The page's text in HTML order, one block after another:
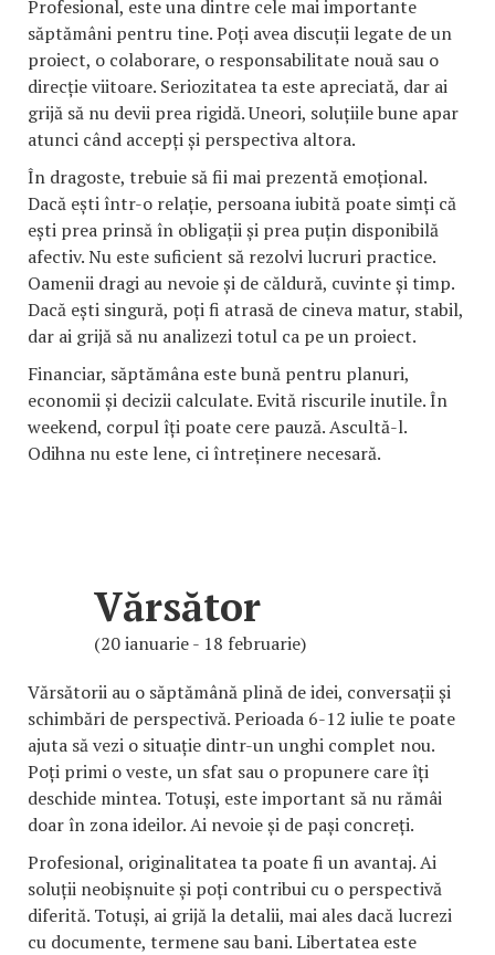
Profesional, este una dintre cele mai importante
săptămâni pentru tine. Poți avea discuții legate de un
proiect, o colaborare, o responsabilitate nouă sau o
direcție viitoare. Seriozitatea ta este apreciată, dar ai
grijă să nu devii prea rigidă. Uneori, soluțiile bune apar
atunci când accepți și perspectiva altora.
În dragoste, trebuie să fii mai prezentă emoțional.
Dacă ești într-o relație, persoana iubită poate simți că
ești prea prinsă în obligații și prea puțin disponibilă
afectiv. Nu este suficient să rezolvi lucruri practice.
Oamenii dragi au nevoie și de căldură, cuvinte și timp.
Dacă ești singură, poți fi atrasă de cineva matur, stabil,
dar ai grijă să nu analizezi totul ca pe un proiect.
Financiar, săptămâna este bună pentru planuri,
economii și decizii calculate. Evită riscurile inutile. În
weekend, corpul îți poate cere pauză. Ascultă-l.
Odihna nu este lene, ci întreținere necesară.
Vărsător
(20 ianuarie - 18 februarie)
Vărsătorii au o săptămână plină de idei, conversații și
schimbări de perspectivă. Perioada 6-12 iulie te poate
ajuta să vezi o situație dintr-un unghi complet nou.
Poți primi o veste, un sfat sau o propunere care îți
deschide mintea. Totuși, este important să nu rămâi
doar în zona ideilor. Ai nevoie și de pași concreți.
Profesional, originalitatea ta poate fi un avantaj. Ai
soluții neobișnuite și poți contribui cu o perspectivă
diferită. Totuși, ai grijă la detalii, mai ales dacă lucrezi
cu documente, termene sau bani. Libertatea este